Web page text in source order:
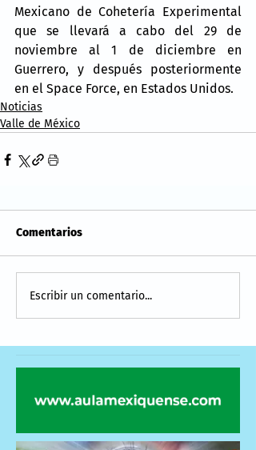
Mexicano de Cohetería Experimental
que se llevará a cabo del 29 de
noviembre al 1 de diciembre en
Guerrero, y después posteriormente
en el Space Force, en Estados Unidos.
Noticias
Valle de México
Comentarios
Escribir un comentario...